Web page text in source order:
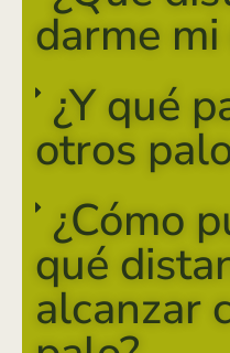
darme
¿Y qué
otros
¿Cómo
qué
alcanzar